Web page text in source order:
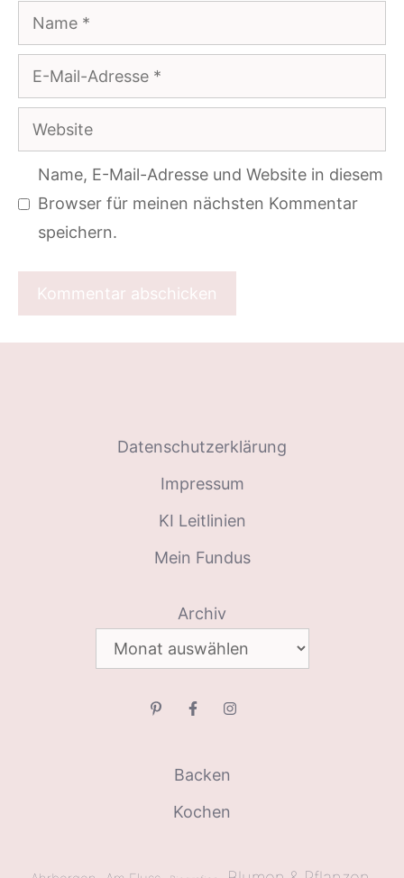
Name
E-
Mail-
Adresse
Website
Name, E-Mail-Adresse und Website in diesem
Browser für meinen nächsten Kommentar
speichern.
Datenschutzerklärung
Impressum
KI Leitlinien
Mein Fundus
Archiv
Backen
Kochen